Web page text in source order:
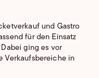
und Gastro
für den Einsatz
ging es vor
Verkaufsbereiche in